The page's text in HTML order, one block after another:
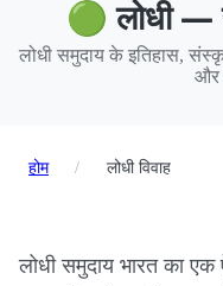
🟢 लोधी —
लोधी समुदाय के इतिहास,
और
होम / लोधी विवाह
लोधी समुदाय भारत का